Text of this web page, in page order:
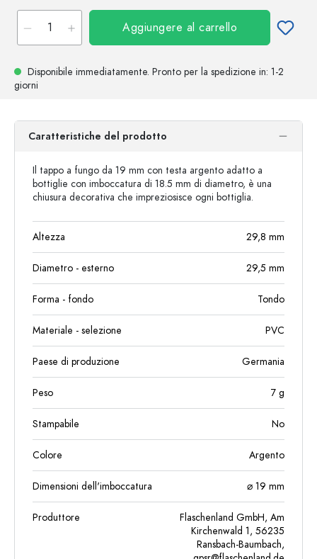
Aggiungere al carrello
Disponibile immediatamente. Pronto per la spedizione in: 1-2
giorni
Caratteristiche del prodotto
Il tappo a fungo da 19 mm con testa argento adatto a
bottiglie con imboccatura di 18.5 mm di diametro, è una
chiusura decorativa che impreziosisce ogni bottiglia.
Altezza 29,8 mm
Diametro - esterno 29,5 mm
Forma - fondo Tondo
Materiale - selezione PVC
Paese di produzione Germania
Peso 7 g
Stampabile No
Colore Argento
Dimensioni dell'imboccatura ⌀ 19 mm
Produttore
Flaschenland GmbH, Am
Kirchenwald 1, 56235
Ransbach-Baumbach,